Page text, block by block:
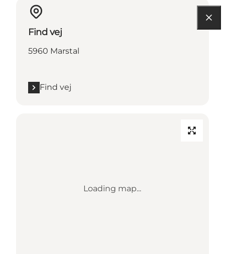
Find vej
5960 Marstal
Find vej
Loading map...